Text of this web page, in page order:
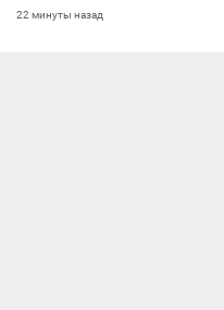
22 минуты назад